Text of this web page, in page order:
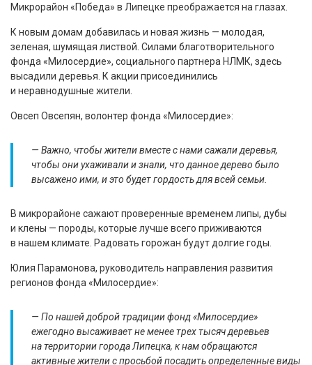
Микрорайон «Победа» в Липецке преображается на глазах.
К новым домам добавилась и новая жизнь — молодая,
зеленая, шумящая листвой. Силами благотворительного
фонда «Милосердие», социального партнера НЛМК, здесь
высадили деревья. К акции присоединились
и неравнодушные жители.
Овсеп Овсепян, волонтер фонда «Милосердие»:
— Важно, чтобы жители вместе с нами сажали деревья,
чтобы они ухаживали и знали, что данное дерево было
высажено ими, и это будет гордость для всей семьи.
В микрорайоне сажают проверенные временем липы, дубы
и клены — породы, которые лучше всего приживаются
в нашем климате. Радовать горожан будут долгие годы.
Юлия Парамонова, руководитель направления развития
регионов фонда «Милосердие»:
— По нашей доброй традиции фонд «Милосердие»
ежегодно высаживает не менее трех тысяч деревьев
на территории города Липецка, к нам обращаются
активные жители с просьбой посадить определенные виды